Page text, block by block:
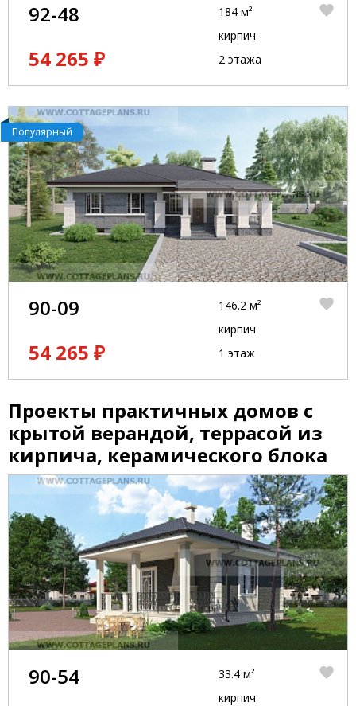
92-48
54 265 ₽
184 м²
кирпич
2 этажа
Популярный
90-09
54 265 ₽
146.2 м²
кирпич
1 этаж
Проекты практичных домов с
крытой верандой, террасой из
кирпича, керамического блока
90-54
33.4 м²
кирпич